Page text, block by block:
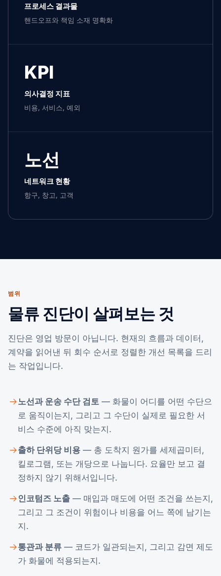
프로세스 결과물
핸드오프와 책임 소재 명확화
KPI
의사결정 지표
비용, 서비스, 예외
노선
네트워크 현황
항구, 창고, 고객
범위
물류 진단이 살펴보는 것
진단은 영업 방문이 아닙니다. 현재의 흐름과 데이터,
계약을 읽어낸 뒤 회수 순서로 정렬한 개선 목록을 드리
는 작업입니다.
노선과 운송 수단 검토 — 화물이 어디를 어떤 수단으
로 움직이는지, 그리고 그 수단이 실제로 필요한 서
비스 수준에 아직 맞는지.
출하 단위당 비용 — 총 도착지 원가를 세제곱미터,
킬로그램, 또는 개당으로 나눕니다. 요율만 보고 결
정하지 않기 위해서입니다.
인코텀즈 노출 — 매입과 매도에 어떤 조건을 쓰는지,
그리고 그 조건이 위험이나 비용을 어느 쪽에 남기는
지.
통관과 분류 — 코드가 일관되는지, 그리고 감면 제도
가 화물에 적용되는지.